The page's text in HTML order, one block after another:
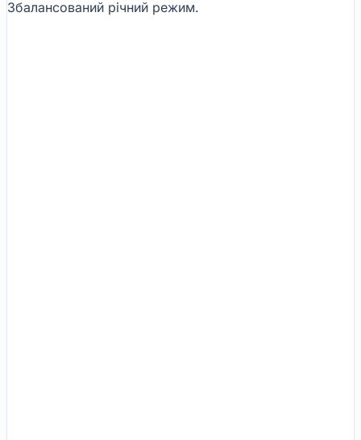
Збалансований річний режим.